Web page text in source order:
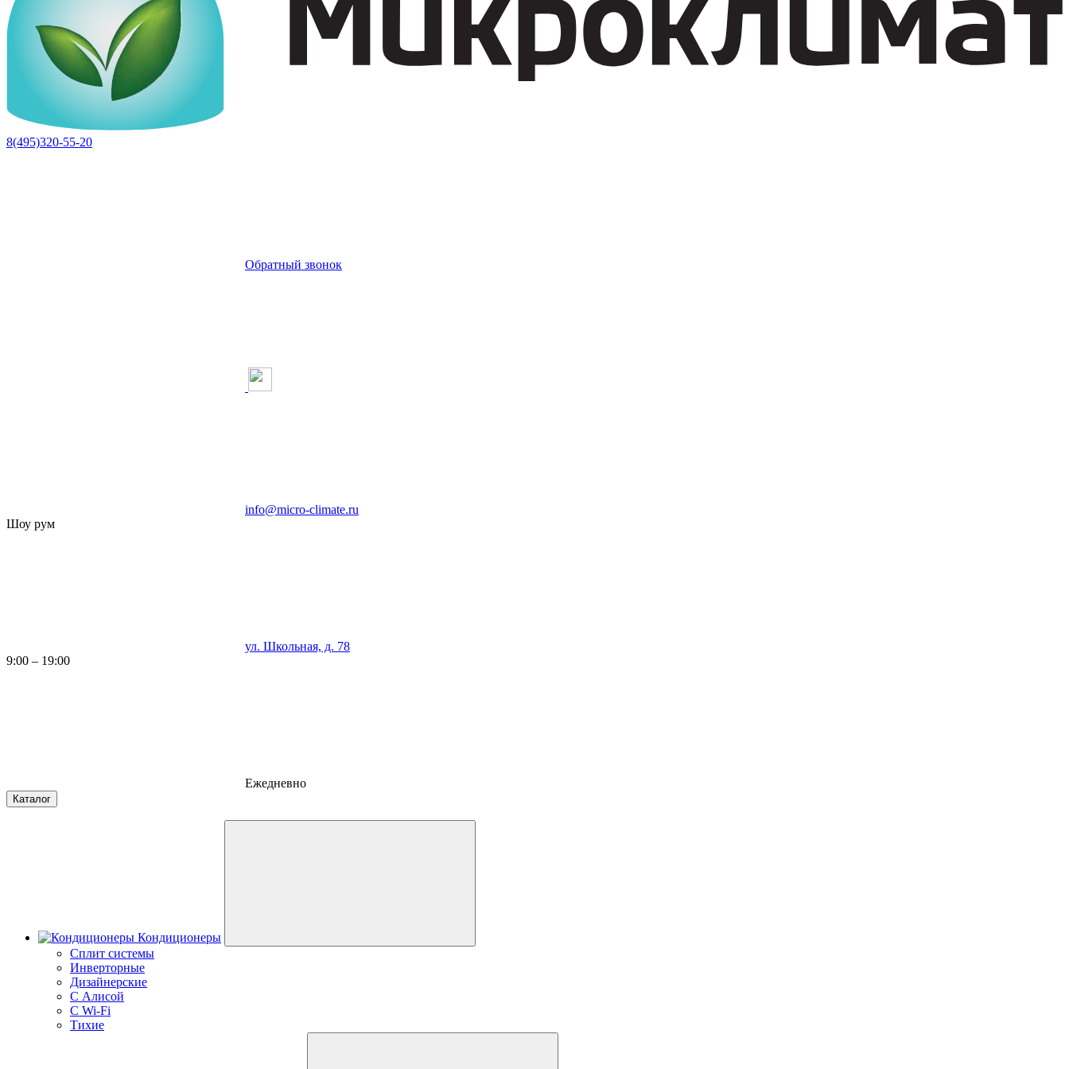
8(495)320-55-20
Обратный звонок
info@micro-climate.ru
Шоу рум
ул. Школьная, д. 78
9:00 – 19:00
Ежедневно
Каталог
Кондиционеры
Сплит системы
Инверторные
Дизайнерские
С Алисой
C Wi-Fi
Тихие